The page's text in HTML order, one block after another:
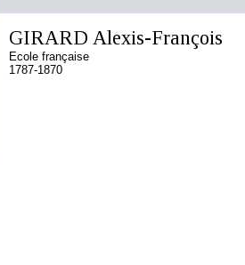
GIRARD Alexis-François
Ecole française
1787-1870